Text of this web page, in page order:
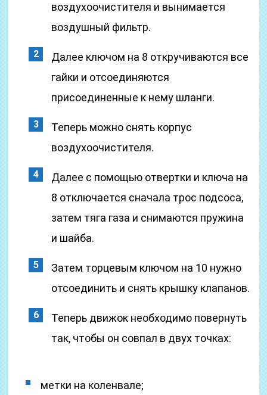
воздухоочистителя и вынимается
воздушный фильтр.
Далее ключом на 8 откручиваются все
гайки и отсоединяются
присоединенные к нему шланги.
Теперь можно снять корпус
воздухоочистителя.
Далее с помощью отвертки и ключа на
8 отключается сначала трос подсоса,
затем тяга газа и снимаются пружина
и шайба.
Затем торцевым ключом на 10 нужно
отсоединить и снять крышку клапанов.
Теперь движок необходимо повернуть
так, чтобы он совпал в двух точках:
метки на коленвале;